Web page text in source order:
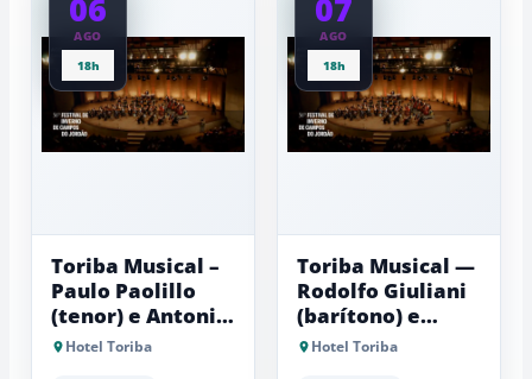
06
AGO
18h
Toriba Musical –
Paulo Paolillo
(tenor) e Antonio
Luiz Barker
Hotel Toriba
07
AGO
18h
Toriba Musical —
Rodolfo Giuliani
(barítono) e
Antonio Luiz
Hotel Toriba